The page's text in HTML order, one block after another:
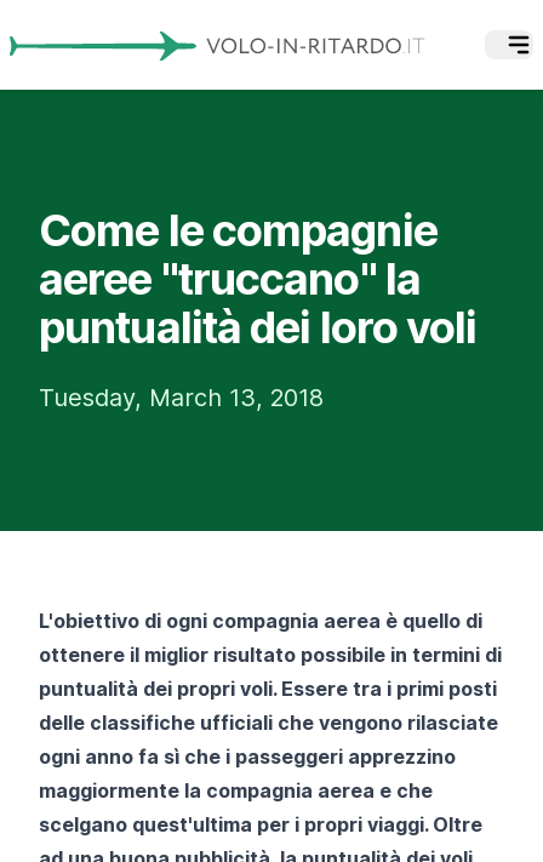
Come le compagnie
aeree "truccano" la
puntualità dei loro voli
Tuesday, March 13, 2018
L'obiettivo di ogni compagnia aerea è quello di
ottenere il miglior risultato possibile in termini di
puntualità dei propri voli. Essere tra i primi posti
delle classifiche ufficiali che vengono rilasciate
ogni anno fa sì che i passeggeri apprezzino
maggiormente la compagnia aerea e che
scelgano quest'ultima per i propri viaggi. Oltre